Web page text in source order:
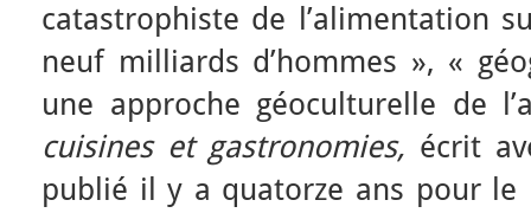
catastrophiste de l’alimentation
neuf milliards d’hommes », «
une approche géoculturelle de
cuisines et gastronomies, écrit
publié il y a quatorze ans pour le